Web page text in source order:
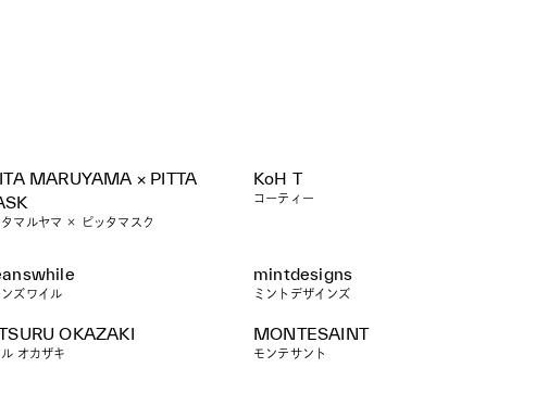
MARUYAMA × PITTA
タマルヤマ × ピッタマスク
KoH T
コーティー
ンズワイル
mintdesigns
ミントデザインズ
OKAZAKI
ル オカザキ
MONTESAINT
モンテサント